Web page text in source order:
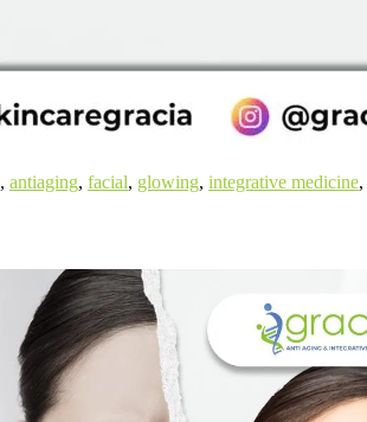
, antiaging, facial, glowing, integrative medicine,